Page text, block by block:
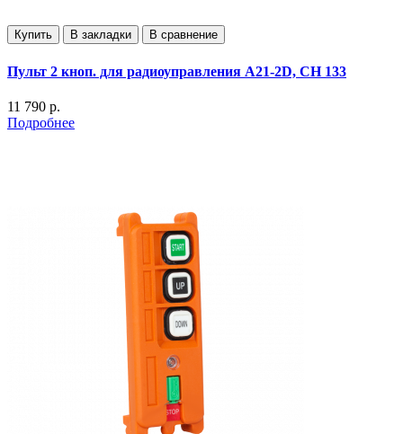
Купить В закладки В сравнение
Пульт 2 кноп. для радиоуправления А21-2D, СН 133
11 790 р.
Подробнее